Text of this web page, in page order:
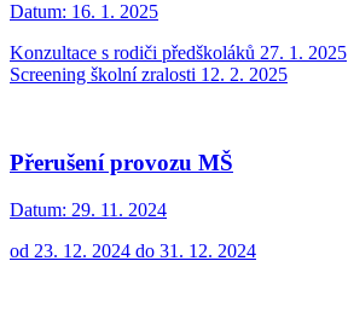
Datum: 16. 1. 2025
Konzultace s rodiči předškoláků 27. 1. 2025
Screening školní zralosti 12. 2. 2025
Přerušení provozu MŠ
Datum: 29. 11. 2024
od 23. 12. 2024 do 31. 12. 2024